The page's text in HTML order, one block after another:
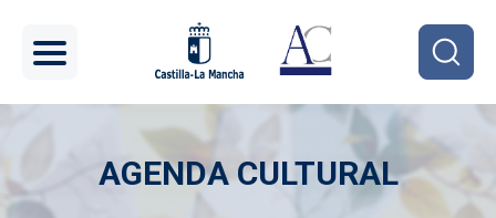
AGENDA CULTURAL
Imagen